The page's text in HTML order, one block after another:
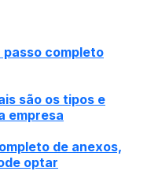
completo
são os tipos e
empresa
de anexos,
optar